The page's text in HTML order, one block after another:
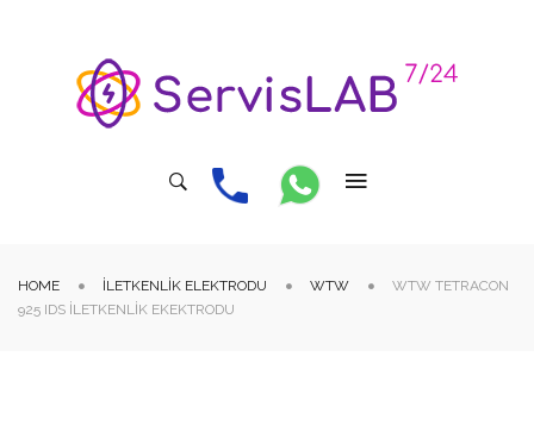
HOME İLETKENLIK ELEKTRODU WTW
WTW TETRACON
925 IDS İLETKENLIK EKEKTRODU